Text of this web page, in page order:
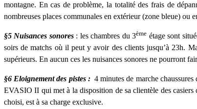
montagne. En cas de problème, la totalité des frais de
nombreuses places communales en extérieur (zone bleue) ou
§5 Nuisances sonores: les chambres du 3ème étage sont
soirs de matchs où il peut y avoir des clients jusqu’à 23h.
supérieurs. En aucun ces les nuisances sonores ne pourront
§6 Eloignement des pistes :4 minutes de marche chaussures
EVASIO II qui met à la disposition de sa clientèle des casiers
choisi, est à sa charge exclusive.
•